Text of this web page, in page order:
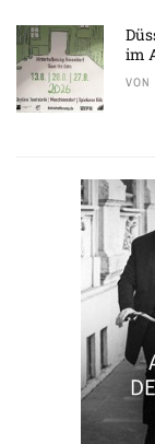
im
VON